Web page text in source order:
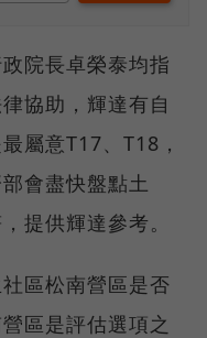
院長卓榮泰均指
協助，輝達有自
屬意T17、T18，
會盡快盤點土
提供輝達參考。
區松南營區是否
區是評估選項之